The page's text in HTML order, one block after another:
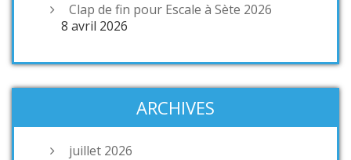
Clap de fin pour Escale à Sète 2026
8 avril 2026
ARCHIVES
juillet 2026